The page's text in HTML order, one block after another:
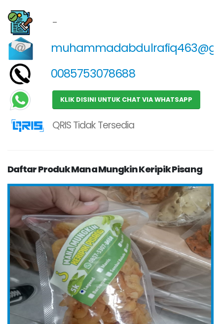
-
0085753078688
KLIK DISINI UNTUK CHAT VIA WHATSAPP
QRIS Tidak Tersedia
Daftar Produk Mana Mungkin Keripik Pisang